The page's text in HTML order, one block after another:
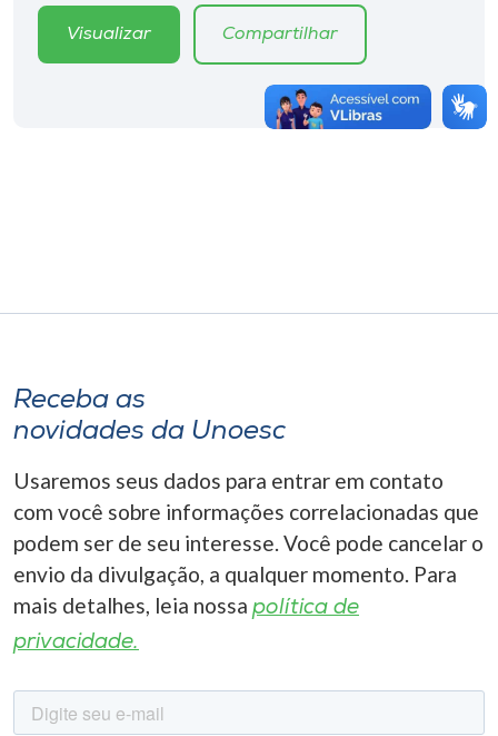
Visualizar Compartilhar
Receba as
novidades da Unoesc
Usaremos seus dados para entrar em contato
com você sobre informações correlacionadas que
podem ser de seu interesse. Você pode cancelar o
envio da divulgação, a qualquer momento. Para
mais detalhes, leia nossa política de
privacidade.